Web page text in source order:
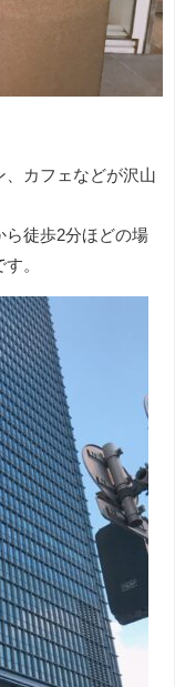
カフェなどが沢山
ら徒歩2分ほどの場
。